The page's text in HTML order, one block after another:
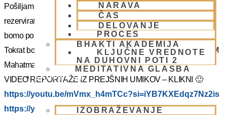
NARAVA
ČAS
DELOVANJE
PROCES
BHAKTI AKADEMIJA
KLJUČNE VREDNOTE
NA DUHOVNI POTI 2
MEDITATIVNA GLASBA
SKUPNOST
IZOBRAŽEVANJE
Pošiljamo vam samo osnovno informacijo tako da si lahko
rezervirate dopust. Več podatkov in možnost za prijavo vam
bomo poslal kasneje.
Tokrat bo z nami Šrila Prabhupadov učenec, duhovni učitelj NM
Mahatma prabhu. Redka priložnost, ki jo ne velja izpustiti.
VIDEO REPORTAŽE IZ PREJŠNIH UMIKOV – KLIKNI 🙂
https://youtu.be/mVmx_h4mTCc?si=iYB7KXEdqz7Nz2is
https://youtu.be/AziuZJyrho4?si=Zr5a_H8Hj-X888vW